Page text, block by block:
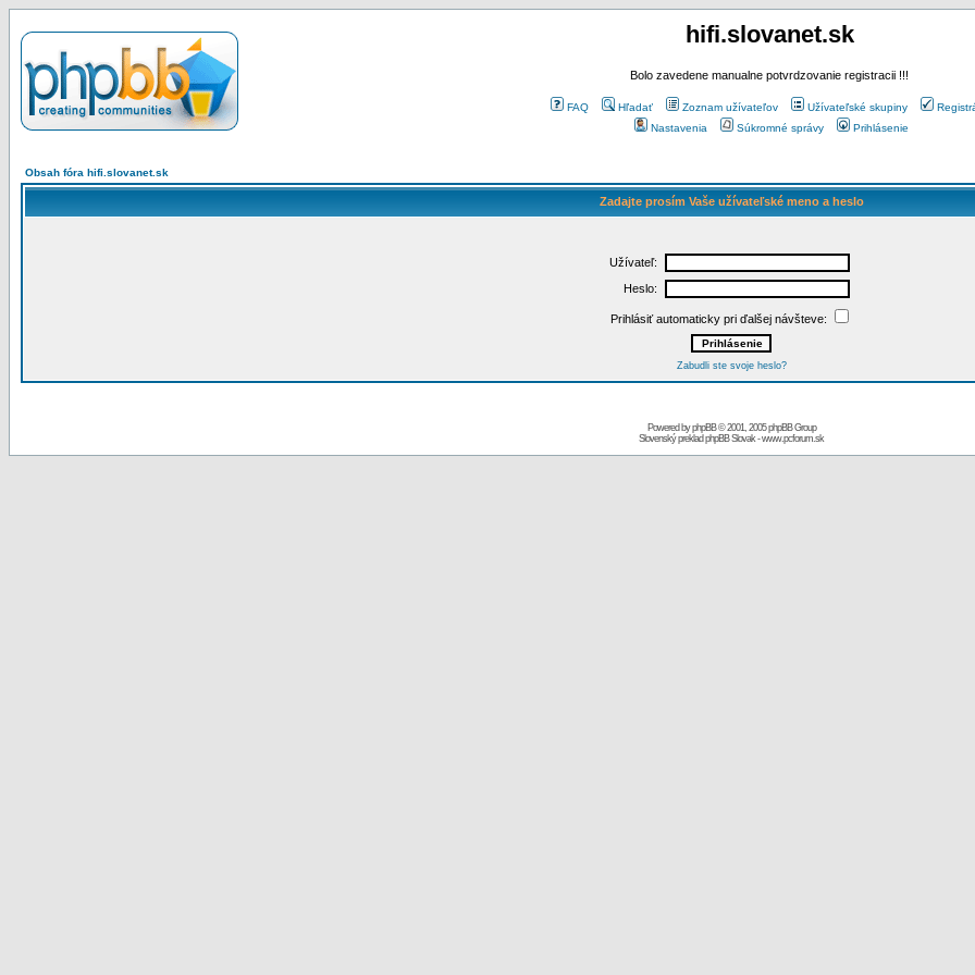
hifi.slovanet.sk
Bolo zavedene manualne potvrdzovanie registracii !!!
FAQ Hľadať Zoznam užívateľov Užívateľské skupiny
Nastavenia
Súkromné správy Prihlásenie
Obsah fóra hifi.slovanet.sk
Zadajte prosím Vaše užívateľské meno a heslo
Užívateľ:
Heslo:
Prihlásiť automaticky pri ďalšej návšteve:
Zabudli ste svoje heslo?
Powered byphpBB© 2001, 2005 phpBB Group
Slovenský preklad phpBB Slovak-www.pcforum.sk